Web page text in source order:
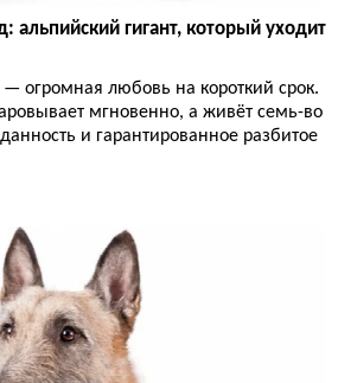
альпийский гигант, который уходит
огромная любовь на короткий срок.
мгновенно, а живёт семь-во
и гарантированное разбитое